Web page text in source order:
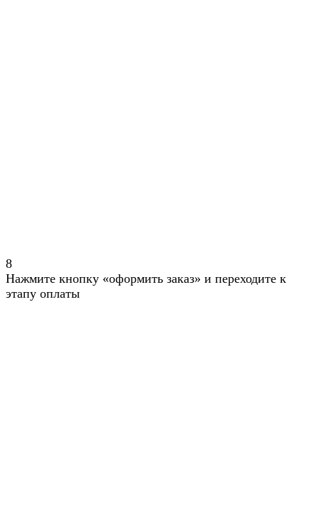
8
Нажмите кнопку «оформить заказ» и переходите к
этапу оплаты